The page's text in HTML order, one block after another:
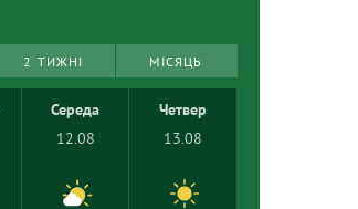
2 ТИЖНІ МІСЯЦЬ
Середа
12.08
Четвер
13.08